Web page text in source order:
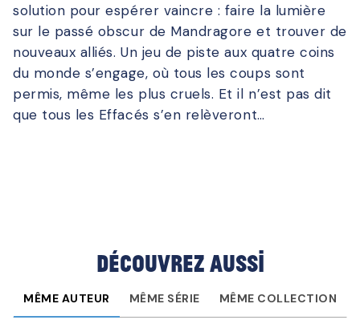
solution pour espérer vaincre : faire la lumière
sur le passé obscur de Mandragore et trouver de
nouveaux alliés. Un jeu de piste aux quatre coins
du monde s’engage, où tous les coups sont
permis, même les plus cruels. Et il n’est pas dit
que tous les Effacés s’en relèveront…
Découvrez aussi
MÊME AUTEUR MÊME SÉRIE MÊME COLLECTION